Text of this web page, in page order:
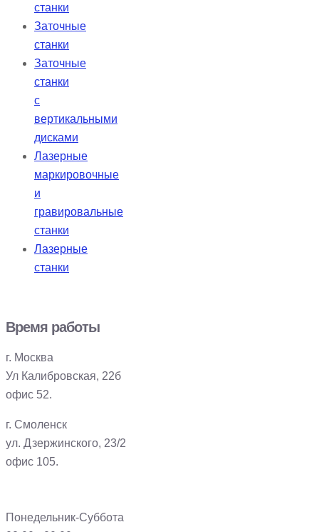
станки
Заточные
станки
Заточные
станки
с
вертикальными
дисками
Лазерные
маркировочные
и
гравировальные
станки
Лазерные
станки
Время работы
г. Москва
Ул Калибровская, 22б
офис 52.
г. Смоленск
ул. Дзержинского, 23/2
офис 105.
Понедельник-Суббота